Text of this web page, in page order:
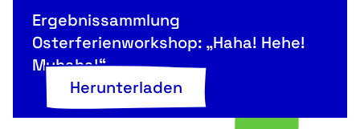
Ergebnissammlung
Osterferienworkshop: „Haha! Hehe!
Muhaha!“
Herunterladen